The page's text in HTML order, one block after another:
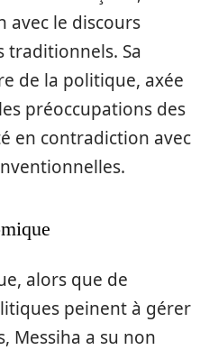
avec le discours
traditionnels. Sa
de la politique, axée
préoccupations des
en contradiction avec
alors que de
peinent à gérer
Messiha a su non